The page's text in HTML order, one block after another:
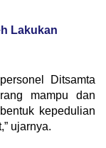
Lakukan
Ditsamta
mampu dan
kepedulian
ujarnya.